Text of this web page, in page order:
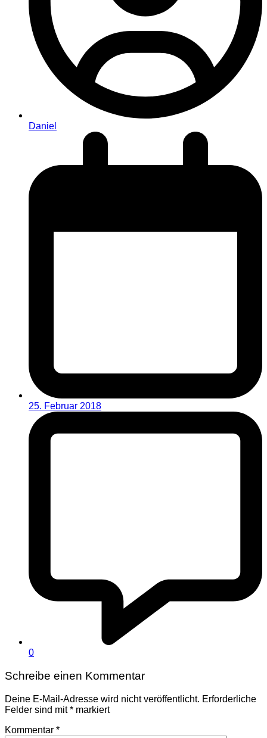
Daniel
25. Februar 2018
0
Schreibe einen Kommentar
Deine E-Mail-Adresse wird nicht veröffentlicht. Erforderliche
Felder sind mit* markiert
Kommentar *